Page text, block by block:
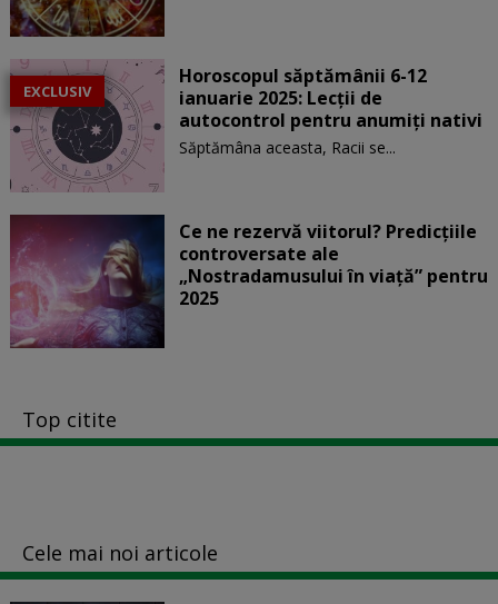
EXCLUSIV
Horoscopul săptămânii 6-12
ianuarie 2025: Lecții de
autocontrol pentru anumiți nativi
Săptămâna aceasta, Racii se...
Ce ne rezervă viitorul? Predicțiile
controversate ale
„Nostradamusului în viață” pentru
2025
Top citite
Cele mai noi articole